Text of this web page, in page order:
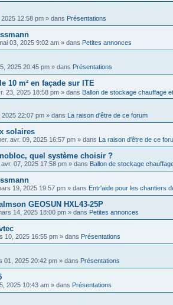
12:58 pm » dans Présentations
03, 2025 9:02 am » dans Petites annonces
2025 20:45 pm » dans Présentations
10 m² en façade sur ITE
23, 2025 18:58 pm » dans Ballon de stockage chauffage
2025 22:07 pm » dans La raison d'être de ce forum
solaires
avr. 09, 2025 16:57 pm » dans La raison d'être de ce
quel système choisir ?
avr. 07, 2025 17:58 pm » dans Ballon de stockage
19, 2025 19:57 pm » dans Entr'aide pour les chantiers
GEOSUN HXL43-25P
14, 2025 18:00 pm » dans Petites annonces
10, 2025 16:55 pm » dans Présentations
01, 2025 20:42 pm » dans Présentations
2025 10:43 am » dans Présentations